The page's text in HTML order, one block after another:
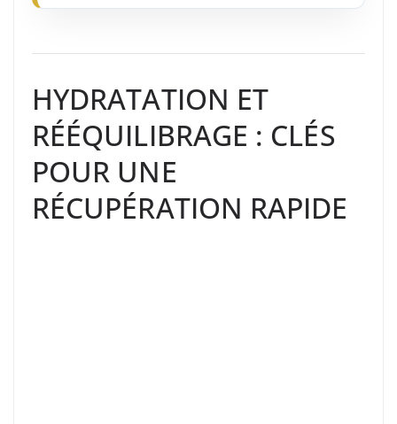
HYDRATATION ET
RÉÉQUILIBRAGE : CLÉS
POUR UNE
RÉCUPÉRATION RAPIDE